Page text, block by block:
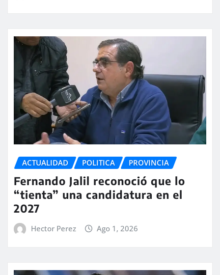
ACTUALIDAD POLITICA PROVINCIA
Fernando Jalil reconoció que lo
“tienta” una candidatura en el
2027
Hector Perez Ago 1, 2026